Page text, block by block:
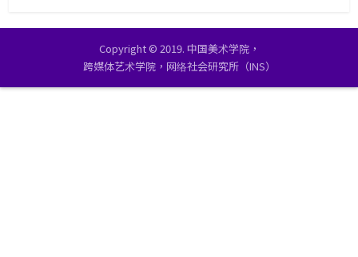
Copyright © 2019. 中国美术学院，
跨媒体艺术学院，网络社会研究所（INS）